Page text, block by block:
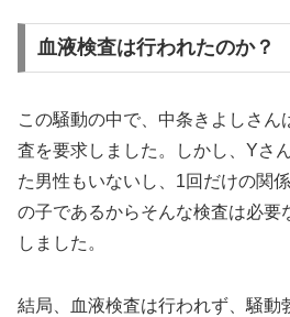
血液検査は行われたのか？
この騒動の中で、中条きよしさん
査を要求しました。しかし、Yさ
た男性もいないし、1回だけの関
の子であるからそんな検査は必要
しました。
結局、血液検査は行われず、騒動